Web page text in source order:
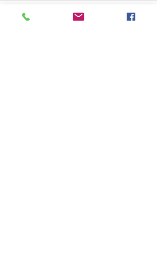
Kommentar verfassen...